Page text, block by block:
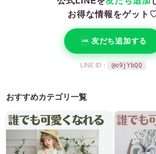
お得な情報をゲット
友だち追加する
LINE ID： @o9jYbQQ
おすすめカテゴリ一覧